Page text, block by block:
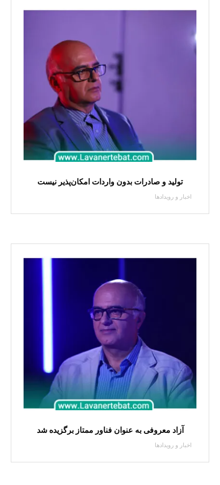
تولید و صادرات بدون واردات امکان‌پذیر نیست
اخبار و رویدادها
آزاد معروفی به عنوان فناور ممتاز برگزیده شد
اخبار و رویدادها